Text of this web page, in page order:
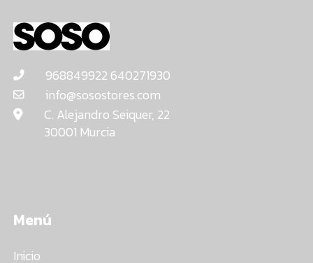
968849922 640271930
info@sosostores.com
C. Alejandro Seiquer, 22
30001 Murcia
Menú
Inicio